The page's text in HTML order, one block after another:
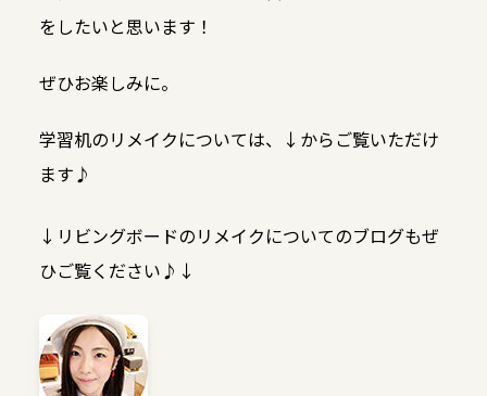
をしたいと思います！
ぜひお楽しみに。
学習机のリメイクについては、↓からご覧いただけ
ます♪
↓リビングボードのリメイクについてのブログもぜ
ひご覧ください♪↓